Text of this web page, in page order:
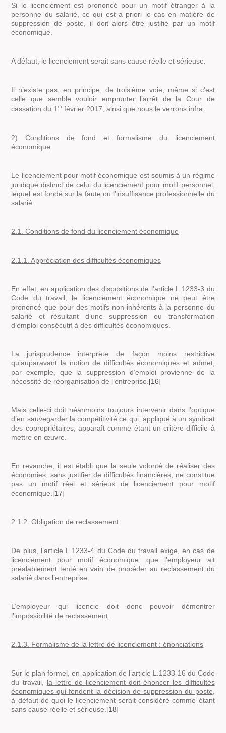
Si le licenciement est prononcé pour un motif étranger à la
personne du salarié, ce qui est a priori le cas en matière de
suppression de poste, il doit alors être justifié par un motif
économique.
A défaut, le licenciement serait sans cause réelle et sérieuse.
Il n’existe pas, en principe, de troisième voie, même si c’est
celle que semble vouloir emprunter l’arrêt de la Cour de
cassation du 1er février 2017, ainsi que nous le verrons infra
2) Conditions de fond et formalisme du licenciement
économique
Le licenciement pour motif économique est soumis à un régime
juridique distinct de celui du licenciement pour motif personnel,
lequel est fondé sur la faute ou l’insuffisance professionnelle du
salarié.
2.1.Conditions de fond du licenciement économique
2.1.1.Appréciation des difficultés économiques
En effet, en application des dispositions de l’article L.1233-3 du
Code du travail, le licenciement économique ne peut être
prononcé que pour des motifs non inhérents à la personne du
salarié et résultant d’une suppression ou transformation
d’emploi consécutif à des difficultés économiques.
La jurisprudence interprète de façon moins restrictive
qu’auparavant la notion de difficultés économiques et admet,
par exemple, que la suppression d’emploi provienne de la
nécessité de réorganisation de l’entreprise. [16]
Mais celle-ci doit néanmoins toujours intervenir dans l’optique
d’en sauvegarder la compétitivité ce qui, appliqué à un syndicat
des copropriétaires, apparaît comme étant un critère difficile à
mettre en œuvre.
En revanche, il est établi que la seule volonté de réaliser des
économies, sans justifier de difficultés financières, ne constitue
pas un motif réel et sérieux de licenciement pour motif
économique. [17]
2.1.2.Obligation de reclassement
De plus, l’article L.1233-4 du Code du travail exige, en cas de
licenciement pour motif économique, que l’employeur ait
préalablement tenté en vain de procéder au reclassement du
salarié dans l’entreprise.
L’employeur qui licencie doit donc pouvoir démontrer
l’impossibilité de reclassement.
2.1.3. Formalisme de la lettre de licenciement : énonciations
Sur le plan formel, en application de l’article L.1233-16 du Code
du travail, la lettre de licenciement doit énoncer les difficultés
économiques qui fondent la décision de suppression du poste
à défaut de quoi le licenciement serait considéré comme étant
sans cause réelle et sérieuse. [18]